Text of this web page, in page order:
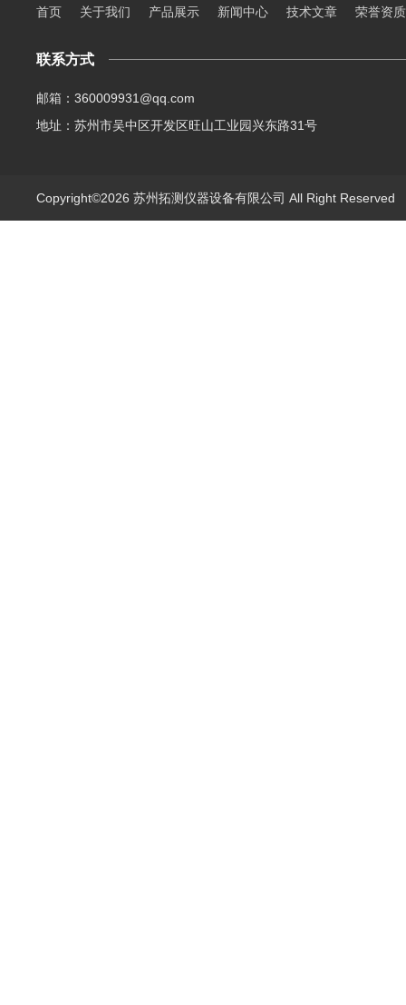
首页 关于我们 产品展示 新闻中心 技术文章 荣誉资质
联系方式
邮箱：360009931@qq.com
地址：苏州市吴中区开发区旺山工业园兴东路31号
Copyright©2026 苏州拓测仪器设备有限公司 All Right